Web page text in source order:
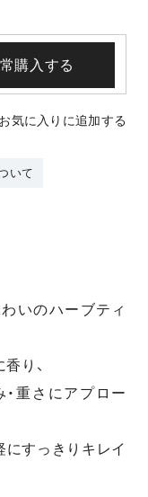
購入する
気に入りに追加する
いて
いのハーブティ
り、
・重さにアプロー
すっきりキレイ